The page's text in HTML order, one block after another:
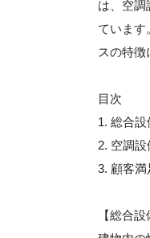
は、空調
ています
スの特徴
目次
1. 総合
2. 空調
3. 顧客満
【総合